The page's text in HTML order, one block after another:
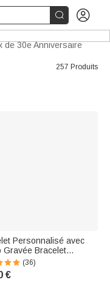
 
de 30e Anniversaire
257 Produits
Personnalisé avec
Gravée Bracelet
Réglable
Fête des Pères pour
Père Mari
(36)
€